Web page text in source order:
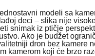
modeli sa
deci – slika nije
snimak iz ptičje
Ako je budžet
dron bez kamere
kamerom koji će brzo